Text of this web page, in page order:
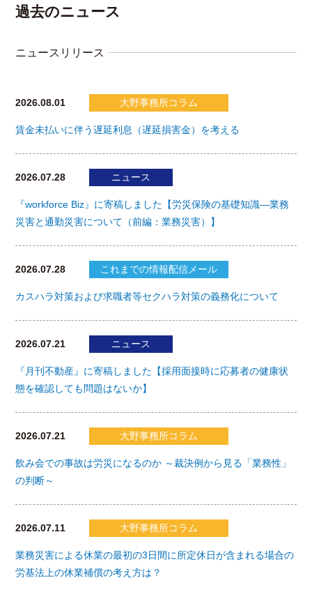
過去のニュース
ニュースリリース
2026.08.01 大野事務所コラム
賃金未払いに伴う遅延利息（遅延損害金）を考える
2026.07.28 ニュース
『workforce Biz』に寄稿しました【労災保険の基礎知識―業務
災害と通勤災害について（前編：業務災害）】
2026.07.28 これまでの情報配信メール
カスハラ対策および求職者等セクハラ対策の義務化について
2026.07.21 ニュース
『月刊不動産』に寄稿しました【採用面接時に応募者の健康状
態を確認しても問題はないか】
2026.07.21 大野事務所コラム
飲み会での事故は労災になるのか ～裁決例から見る「業務性」
の判断～
2026.07.11 大野事務所コラム
業務災害による休業の最初の3日間に所定休日が含まれる場合の
労基法上の休業補償の考え方は？